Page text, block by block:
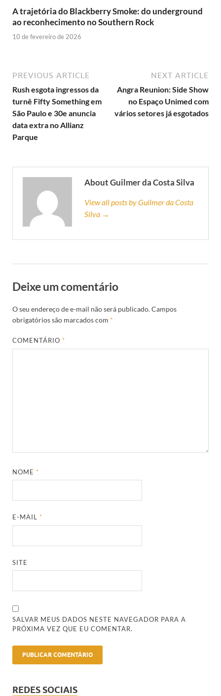
A trajetória do Blackberry Smoke: do underground
ao reconhecimento no Southern Rock
10 de fevereiro de 2026
PREVIOUS ARTICLE
Rush esgota ingressos da
turnê Fifty Something em
São Paulo e 30e anuncia
data extra no Allianz
Parque
NEXT ARTICLE
Angra Reunion: Side Show
no Espaço Unimed com
vários setores já esgotados
About Guilmer da Costa Silva
View all posts by Guilmer da Costa
Silva →
Deixe um comentário
O seu endereço de e-mail não será publicado.Campos
obrigatórios são marcados com *
COMENTÁRIO*
NOME*
E-MAIL*
SITE
SALVAR MEUS DADOS NESTE NAVEGADOR PARA A
PRÓXIMA VEZ QUE EU COMENTAR.
REDES SOCIAIS